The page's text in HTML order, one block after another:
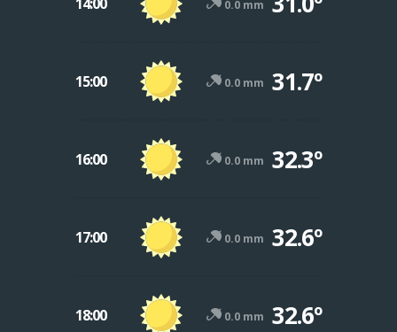
0.0 mm
15:00 0.0 mm 31.7º
16:00 0.0 mm 32.3º
17:00 0.0 mm 32.6º
18:00 0.0 mm 32.6º